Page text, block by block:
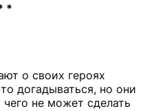
*
о своих героях
догадываться, но они
не может сделать